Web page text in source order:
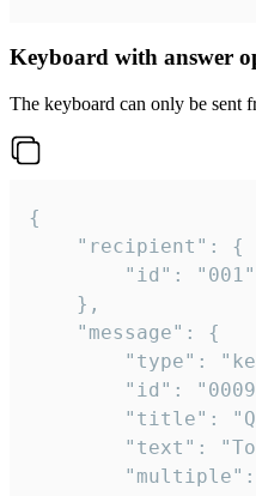
Keyboard with answer
The keyboard can only be sent
{